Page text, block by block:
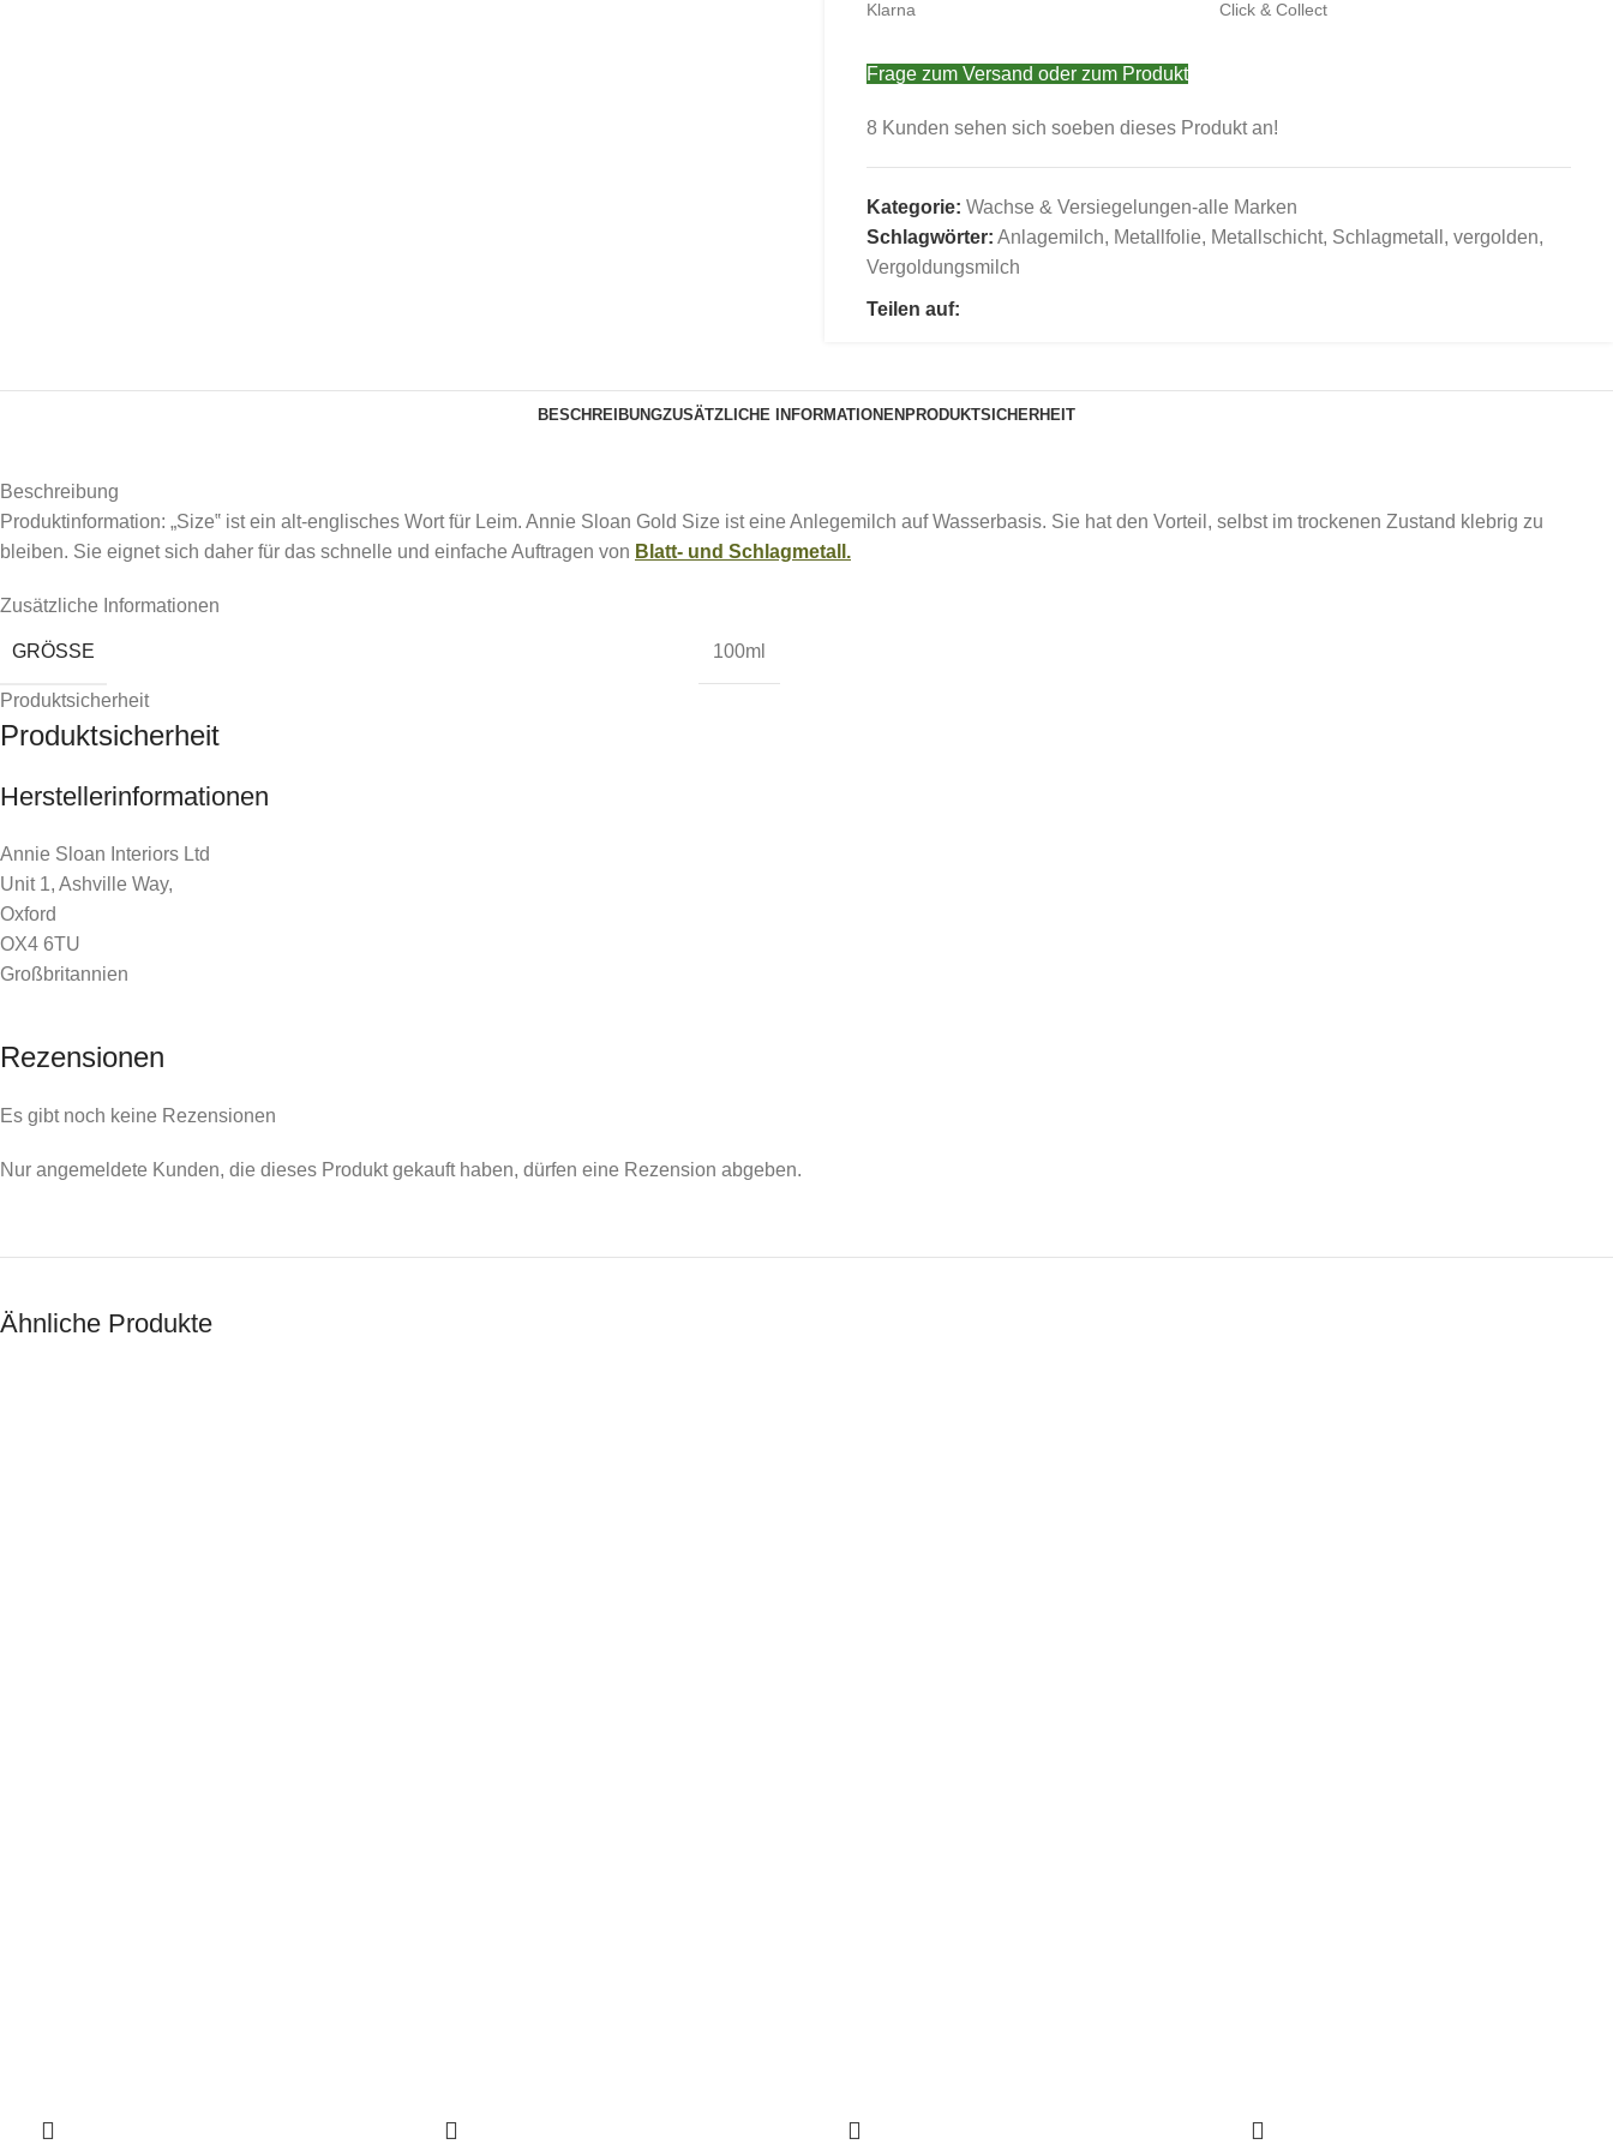
Klarna Click & Collect
Frage zum Versand oder zum Produkt
8 Kunden sehen sich soeben dieses Produkt an!
Kategorie: Wachse & Versiegelungen-alle Marken
Schlagwörter: Anlagemilch, Metallfolie, Metallschicht, Schlagmetall , vergolden,
Vergoldungsmilch
Teilen auf:
BESCHREIBUNGZUSÄTZLICHE INFORMATIONENPRODUKTSICHERHEIT
Beschreibung
Produktinformation: „Size‟ ist ein alt-englisches Wort für Leim. Annie Sloan Gold Size ist eine Anlegemilch auf Wasserbasis. Sie hat den Vorteil, selbst im trockenen Zustand klebrig zu
bleiben. Sie eignet sich daher für das schnelle und einfache Auftragen von Blatt- und Schlagmetall.
Zusätzliche Informationen
GRÖSSE 100ml
Produktsicherheit
Produktsicherheit
Herstellerinformationen
Annie Sloan Interiors Ltd
Unit 1, Ashville Way,
Oxford
OX4 6TU
Großbritannien
Rezensionen
Es gibt noch keine Rezensionen
Nur angemeldete Kunden, die dieses Produkt gekauft haben, dürfen eine Rezension abgeben.
Ähnliche Produkte